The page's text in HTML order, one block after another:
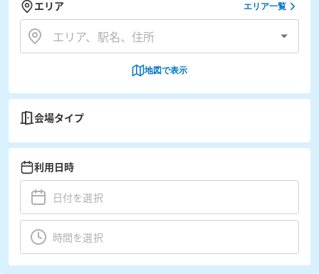
エリア エリア一覧
地図で表示
会場タイプ
利用日時